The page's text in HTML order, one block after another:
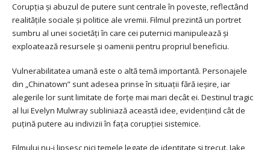
Corupția și abuzul de putere sunt centrale în poveste, reflectând
realitățile sociale și politice ale vremii. Filmul prezintă un portret
sumbru al unei societăți în care cei puternici manipulează și
exploatează resursele și oamenii pentru propriul beneficiu.
Vulnerabilitatea umană este o altă temă importantă. Personajele
din „Chinatown” sunt adesea prinse în situații fără ieșire, iar
alegerile lor sunt limitate de forțe mai mari decât ei. Destinul tragic
al lui Evelyn Mulwray subliniază această idee, evidențiind cât de
puțină putere au indivizii în fața corupției sistemice.
Filmului nu-i lipsesc nici temele legate de identitate și trecut. Jake